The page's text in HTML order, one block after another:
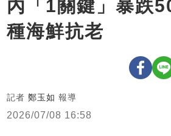
內「1關鍵」暴跌
種海鮮抗老
記者 鄭玉如 報導
2026/07/08 16:58